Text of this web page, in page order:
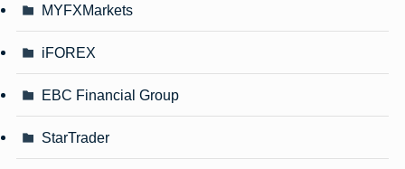
MYFXMarkets
iFOREX
EBC Financial Group
StarTrader